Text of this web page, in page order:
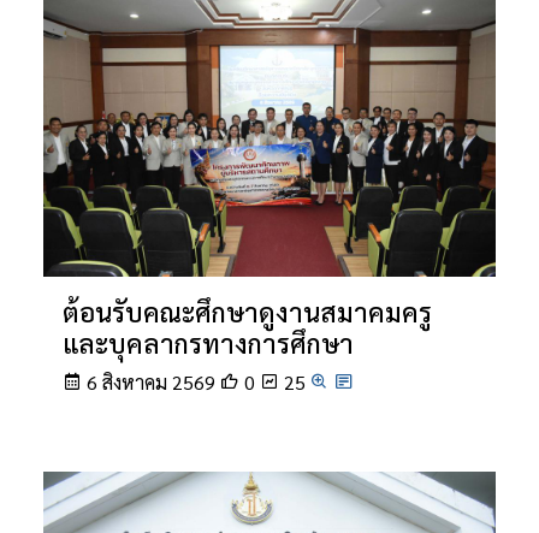
ต้อนรับคณะศึกษาดูงานสมาคมครู
และบุคลากรทางการศึกษา
6 สิงหาคม 2569 0 25